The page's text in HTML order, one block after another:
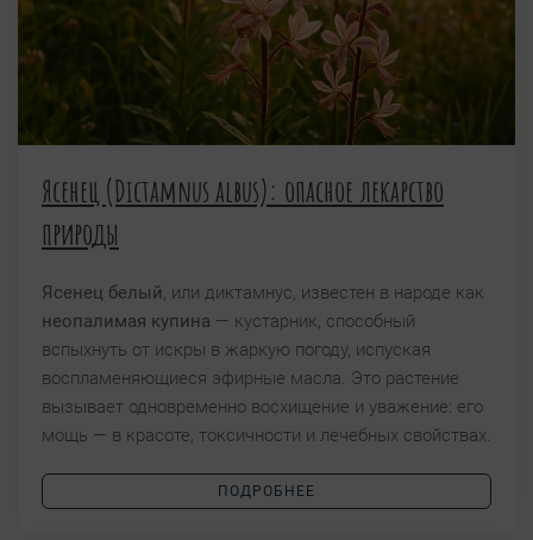
Ясенец (Dictamnus albus): опасное лекарство
природы
Ясенец белый, или диктамнус, известен в народе как
неопалимая купина — кустарник, способный
вспыхнуть от искры в жаркую погоду, испуская
воспламеняющиеся эфирные масла. Это растение
вызывает одновременно восхищение и уважение: его
мощь — в красоте, токсичности и лечебных свойствах.
ПОДРОБНЕЕ